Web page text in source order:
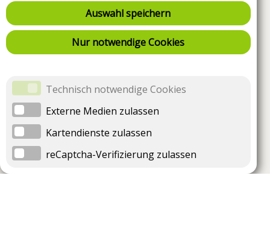
Auswahl speichern
Nur notwendige Cookies
Technisch notwendige Cookies
Externe Medien zulassen
Kartendienste zulassen
reCaptcha-Verifizierung zulassen